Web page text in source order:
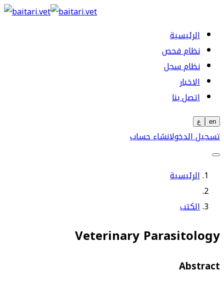
الرئيسية
نظام فحص
نظام سجل
الاخبار
اتصل بنا
en ع
تسجيل الدخولانشاء حساب
الرئيسية
الكتب
Veterinary Parasitology
Abstract